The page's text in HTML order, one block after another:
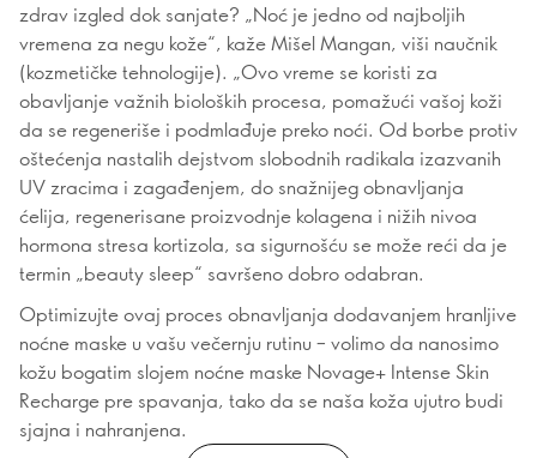
zdrav izgled dok sanjate? „Noć je jedno od najboljih
vremena za negu kože“, kaže Mišel Mangan, viši naučnik
(kozmetičke tehnologije). „Ovo vreme se koristi za
obavljanje važnih bioloških procesa, pomažući vašoj koži
da se regeneriše i podmlađuje preko noći. Od borbe protiv
oštećenja nastalih dejstvom slobodnih radikala izazvanih
UV zracima i zagađenjem, do snažnijeg obnavljanja
ćelija, regenerisane proizvodnje kolagena i nižih nivoa
hormona stresa kortizola, sa sigurnošću se može reći da je
termin „beauty sleep“ savršeno dobro odabran.
Optimizujte ovaj proces obnavljanja dodavanjem hranljive
noćne maske u vašu večernju rutinu – volimo da nanosimo
kožu bogatim slojem noćne maske Novage+ Intense Skin
Recharge pre spavanja, tako da se naša koža ujutro budi
sjajna i nahranjena.